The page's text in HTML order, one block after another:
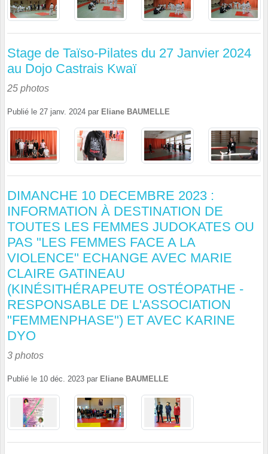
Stage de Taïso-Pilates du 27 Janvier 2024
au Dojo Castrais Kwaï
25 photos
Publié le 27 janv. 2024 par Eliane BAUMELLE
DIMANCHE 10 DECEMBRE 2023 :
INFORMATION À DESTINATION DE
TOUTES LES FEMMES JUDOKATES OU
PAS "LES FEMMES FACE A LA
VIOLENCE" ECHANGE AVEC MARIE
CLAIRE GATINEAU
(KINÉSITHÉRAPEUTE OSTÉOPATHE -
RESPONSABLE DE L'ASSOCIATION
"FEMMENPHASE") ET AVEC KARINE
DYO
3 photos
Publié le 10 déc. 2023 par Eliane BAUMELLE